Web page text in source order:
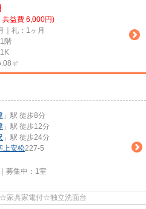
共益費 6,000円)
｜礼：1ヶ月
階
㎡
」駅 徒歩8分
」駅 徒歩12分
」駅 徒歩24分
上安松227-5
募集中： 1室
家具家電付☆独立洗面台